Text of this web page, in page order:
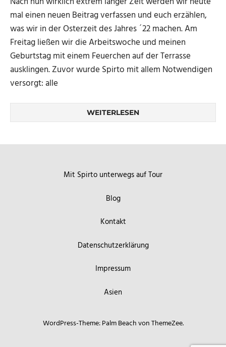
mal einen neuen Beitrag verfassen und euch erzählen,
was wir in der Osterzeit des Jahres ´22 machen. Am
Freitag ließen wir die Arbeitswoche und meinen
Geburtstag mit einem Feuerchen auf der Terrasse
ausklingen. Zuvor wurde Spirto mit allem Notwendigen
versorgt: alle
WEITERLESEN
Mit Spirto unterwegs auf Tour
Blog
Kontakt
Datenschutzerklärung
Impressum
Asien
WordPress-Theme: Palm Beach von ThemeZee.